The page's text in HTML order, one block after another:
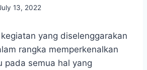
13, 2022
yang diselenggarakan
rangka memperkenalkan
pada semua hal yang